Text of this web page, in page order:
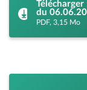
Télécharger
du
PDF, 3,15 Mo